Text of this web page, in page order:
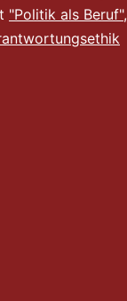
"Politik als Beruf",